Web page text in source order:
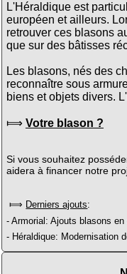
L'Héraldique est
européen et ailleurs.
retrouver ces blasons
que sur des bâtisses
Les blasons, nés des
reconnaître sous
biens et objets divers.
⟾ Votre blason ?
Si vous souhaitez
aidera à financer notre
⟾ Derniers ajouts:
- Armorial: Ajouts blasons en
- Héraldique: Modernisation